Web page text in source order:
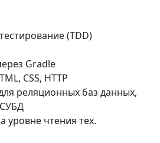
(TDD)
Gradle
CSS, HTTP
реляционных баз данных,
уровне чтения тех.